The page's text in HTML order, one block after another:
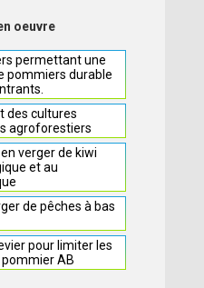
oeuvre
permettant une
pommiers durable
des cultures
agroforestiers
verger de kiwi
et au
de pêches à bas
pour limiter les
AB